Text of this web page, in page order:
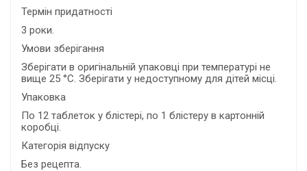
Термін придатності
3 роки.
Умови зберігання
Зберігати в оригінальній упаковці при температурі не
вище 25 °С. Зберігати у недоступному для дітей місці.
Упаковка
По 12 таблеток у блістері, по 1 блістеру в картонній
коробці.
Категорія відпуску
Без рецепта.